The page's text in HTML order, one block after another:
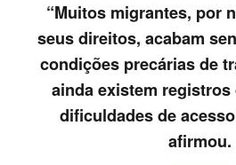
“Muitos migrantes, por
seus direitos, acabam
condições precárias de
ainda existem registros
dificuldades de
afirmou.